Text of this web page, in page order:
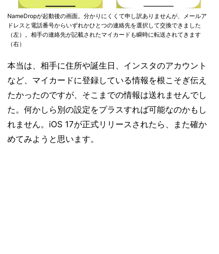
NameDropが起動後の画面。分かりにくくて申し訳ありませんが、メールア
ドレスと電話番号からいずれかひとつの連絡先を選択して交換できました
（左）。相手の連絡先が記載されたマイカードも瞬時に転送されてきます
（右）
本当は、相手に住所や誕生日、インスタのアカウント
など、マイカードに登録している情報を根こそぎ伝え
たかったのですが、そこまでの情報は送れませんでし
た。何かしら別の設定をプラスすれば可能なのかもし
れません。iOS 17が正式リリースされたら、また確か
めてみようと思います。